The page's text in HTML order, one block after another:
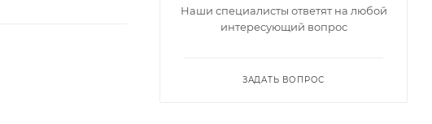
Наши специалисты ответят на любой
интересующий вопрос
ЗАДАТЬ ВОПРОС